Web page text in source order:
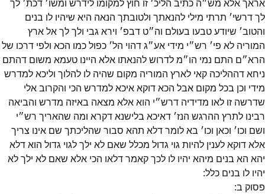
אראך אלא מש״ה כתיב הליכ׳ זו חוץ למקומו לידרש ומשו׳ דכת׳ לך
לך דרשי׳ תרתי מילי להנאתך ולטובתך הנאה היא שיהיו לו בנים
והטוב׳ שיודע טבעו בעולם וה״ט דבפ׳ וירא גבי ולך לך אל ארץ
המוריה לא פי׳ רש״י מידי אע״ג דהוי הל׳ כפול כמו הכא ולפי דרכו של
הרא״ם התם נמי הו״מ לדרוש להנאתו אלא היינו טעמא משום דהתם
ניחא דההליכה קאי לארץ המוריה מקום שהיה לו להלוך וליכא למדרש
מידי וכן בכל מקום אבל הכא דוקא איכא למדרש הכי והקרוב אלי
שדרשה זו לאו מדידיה דרש״י הוא אלא מצאה באיזה מדרש והביאה
רבינו לתרץ ההרגש הנז׳ דאיכא בלישנא דקרא ומה שהאריך רש״י
ושם וכו׳ וכאן וכו׳ בא לומר דלא תהא סבור שהליכתך שם אינו צריך
אלא דוקא לענין להיות גוי גדול מכלל שאם לא ילך לגוי גדול הוא דלא
יהא הא בנים מיהא יהיו לו לכך קאמר דלאו הכי אלא שאם לא ילך לא
יהיו לו בנים כלל:
פסוק ב: